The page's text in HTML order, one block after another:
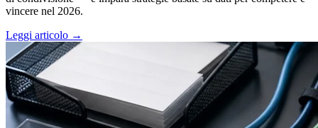
vincere nel 2026.
Leggi articolo →